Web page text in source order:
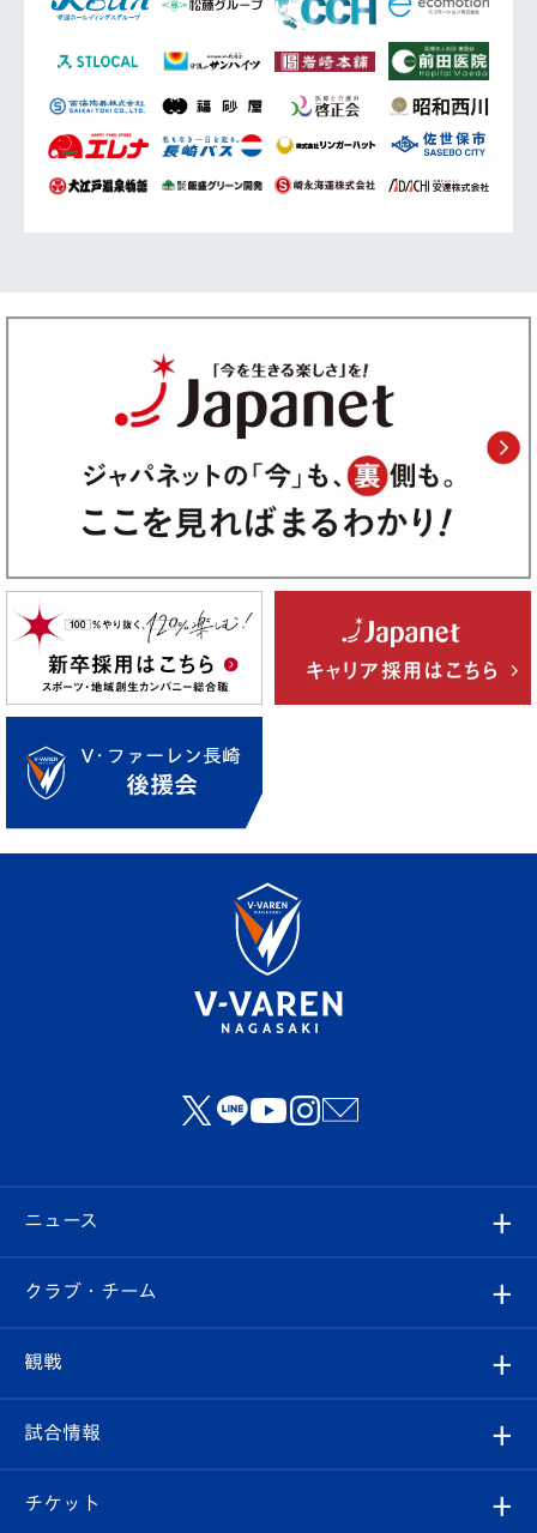
ニュース
すべて
クラブ
試合情報
クラブ・チーム
クラブ概要
観戦
観戦ルール
試合情報
試合日程/結果
チケット